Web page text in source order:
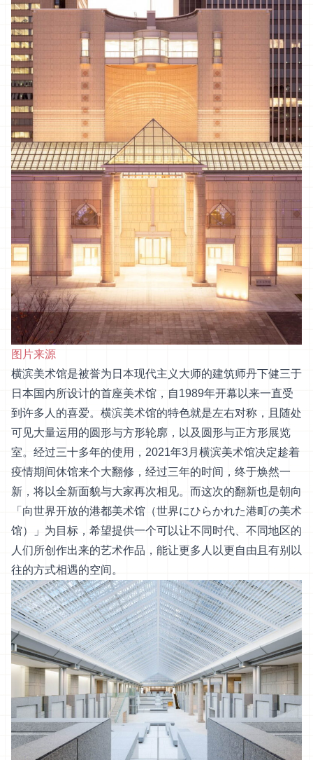
图片来源
横滨美术馆是被誉为日本现代主义大师的建筑师丹下健三于
日本国内所设计的首座美术馆，自1989年开幕以来一直受
到许多人的喜爱。横滨美术馆的特色就是左右对称，且随处
可见大量运用的圆形与方形轮廓，以及圆形与正方形展览
室。经过三十多年的使用，2021年3月横滨美术馆决定趁着
疫情期间休馆来个大翻修，经过三年的时间，终于焕然一
新，将以全新面貌与大家再次相见。而这次的翻新也是朝向
「向世界开放的港都美术馆（世界にひらかれた港町の美术
馆）」为目标，希望提供一个可以让不同时代、不同地区的
人们所创作出来的艺术作品，能让更多人以更自由且有别以
往的方式相遇的空间。